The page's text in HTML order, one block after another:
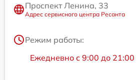
Проспект Ленина, 33
Адрес сервисного центра Ресанта
Режим работы:
Ежедневно с 9:00 до 21:00